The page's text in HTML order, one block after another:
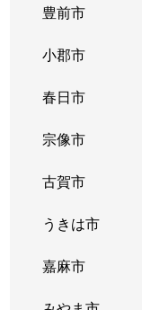
豊前市
小郡市
春日市
宗像市
古賀市
うきは市
嘉麻市